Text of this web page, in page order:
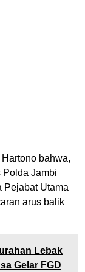
bahwa,
Polda Jambi
Pejabat Utama
arus balik
Lebak
Gelar FGD